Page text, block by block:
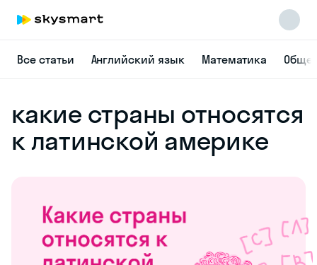
Все статьи Английский язык Математика
какие страны относятся
к латинской америке